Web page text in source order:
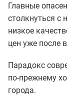
Главные
столкнуться с
низкое
цен уже после
Парадокс
по-прежнему
города.